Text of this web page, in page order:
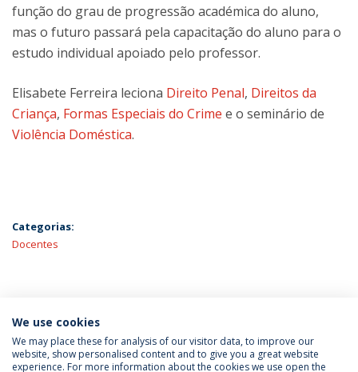
função do grau de progressão académica do aluno,
mas o futuro passará pela capacitação do aluno para o
estudo individual apoiado pelo professor.
Elisabete Ferreira leciona Direito Penal, Direitos da
Criança, Formas Especiais do Crime e o seminário de
Violência Doméstica.
Categorias:
Docentes
ÚLTIMAS NOTÍCIAS
We use cookies
We may place these for analysis of our visitor data, to improve our
website, show personalised content and to give you a great website
experience. For more information about the cookies we use open the